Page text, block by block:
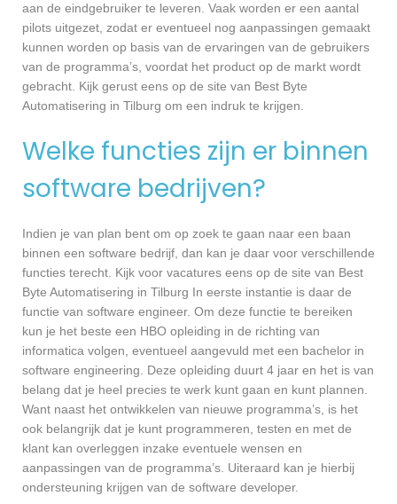
aan de eindgebruiker te leveren. Vaak worden er een aantal
pilots uitgezet, zodat er eventueel nog aanpassingen gemaakt
kunnen worden op basis van de ervaringen van de gebruikers
van de programma’s, voordat het product op de markt wordt
gebracht. Kijk gerust eens op de site van Best Byte
Automatisering in Tilburg om een indruk te krijgen.
Welke functies zijn er binnen
software bedrijven?
Indien je van plan bent om op zoek te gaan naar een baan
binnen een software bedrijf, dan kan je daar voor verschillende
functies terecht. Kijk voor vacatures eens op de site van Best
Byte Automatisering in Tilburg In eerste instantie is daar de
functie van software engineer. Om deze functie te bereiken
kun je het beste een HBO opleiding in de richting van
informatica volgen, eventueel aangevuld met een bachelor in
software engineering. Deze opleiding duurt 4 jaar en het is van
belang dat je heel precies te werk kunt gaan en kunt plannen.
Want naast het ontwikkelen van nieuwe programma’s, is het
ook belangrijk dat je kunt programmeren, testen en met de
klant kan overleggen inzake eventuele wensen en
aanpassingen van de programma’s. Uiteraard kan je hierbij
ondersteuning krijgen van de software developer.